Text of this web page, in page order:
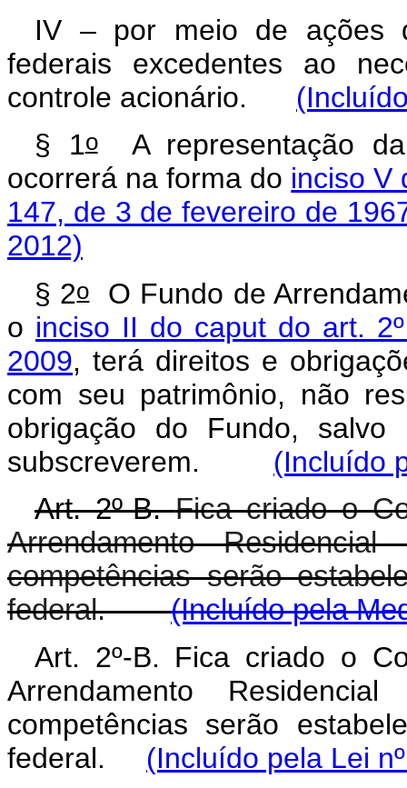
IV – por meio de ações
federais excedentes ao
controle acionário.
§ 1oA representação da
ocorrerá na forma do inciso V
147, de 3 de fevereiro de
2012)
§ 2oO Fundo de
o inciso II do caput do art.
2009, terá direitos e
com seu patrimônio, não
obrigação do Fundo, salvo
subscreverem. (Incluído
Art. 2º-B.Fica criado o
Arrendamento
competências serão
federal.
(Incluído pela
Art. 2º-B. Fica criado o
Arrendamento
competências serão
federal. (Incluído pela Lei